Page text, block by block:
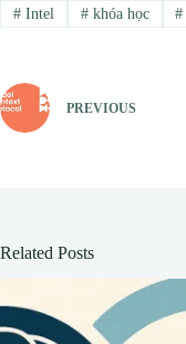
#Intel #khóa học #
PREVIOUS
Related Posts